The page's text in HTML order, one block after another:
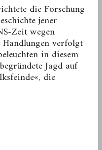
die Forschung
jener
Zeit wegen
verfolgt
in diesem
Jagd auf
die